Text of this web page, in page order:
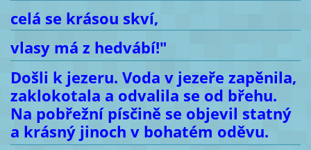
celá se krásou skví,
vlasy má z hedvábí!"
Došli k jezeru. Voda v jezeře zapěnila,
zaklokotala a odvalila se od břehu.
Na pobřežní písčině se objevil statný
a krásný jinoch v bohatém oděvu.